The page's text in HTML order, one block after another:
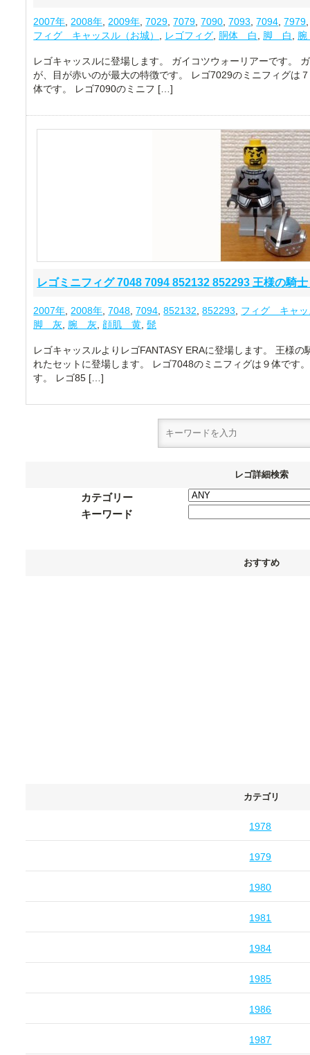
2007年 2008年 2009年 ,7029 ,7079 ,7090 ,7093 ,7094 ,7979
フィグ キャッスル（お城）
レゴフィグ 胴体 白 脚 白
レゴキャッスルに登場します。 ガイコツウォーリアーです。
が、目が赤いのが最大の特徴です。 レゴ7029のミニフィグは
体です。 レゴ7090のミニフ […]
レゴミニフィグ 7048 7094 852132 852293 王様の騎
2007年 2008年 ,7048 ,7094 ,852132 ,852293
フィグ キャッ
脚 灰 腕 灰 顔肌 黄 ,髭
レゴキャッスルよりレゴFANTASY ERAに登場します。 王様
れたセットに登場します。 レゴ7048のミニフィグは９体です
す。 レゴ85 […]
レゴ詳細検索
カテゴリー
キーワード
おすすめ
カテゴリ
1978
1979
1980
1981
1984
1985
1986
1987